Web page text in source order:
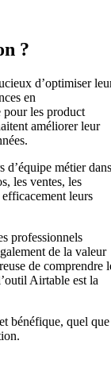
?
d’optimiser
en
pour les product
améliorer leur
d’équipe métier dans
les ventes, les
leurs
professionnels
de la valeur
de comprendre
Airtable est la
bénéfique, quel que